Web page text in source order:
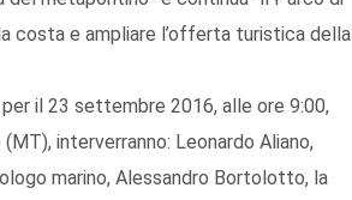
costa e ampliare l’offerta turistica della
il 23 settembre 2016, alle ore 9:00,
interverranno: Leonardo Aliano,
marino, Alessandro Bortolotto, la